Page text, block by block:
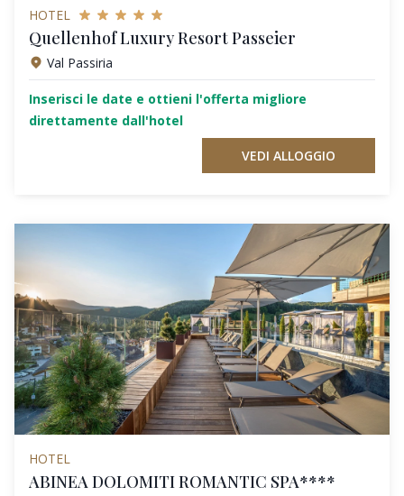
HOTEL
Quellenhof Luxury Resort Passeier
Val Passiria
Inserisci le date e ottieni l'offerta migliore
direttamente dall'hotel
VEDI ALLOGGIO
HOTEL
ABINEA DOLOMITI ROMANTIC SPA****